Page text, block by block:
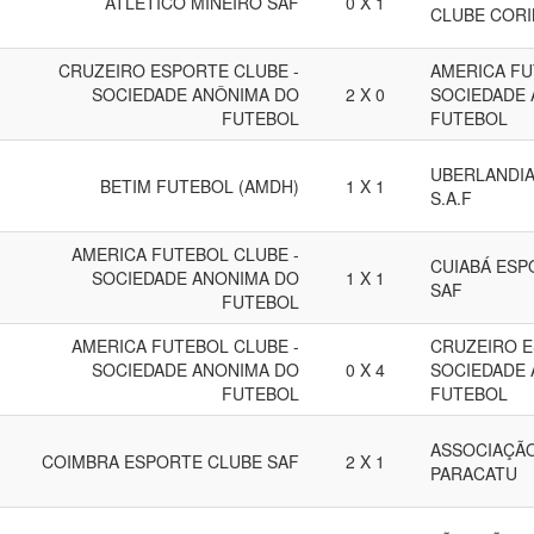
CLUBE
CRUZEIRO ESPORTE CLUBE -
SOCIEDADE ANÔNIMA DO
FUTEBOL
2 X 0
AMERICA
SOCIEDADE
FUTEBOL
BETIM FUTEBOL (AMDH) 1 X 1
S.A.F
AMERICA FUTEBOL CLUBE -
SOCIEDADE ANONIMA DO
FUTEBOL
1 X 1
CUIABÁ
SAF
AMERICA FUTEBOL CLUBE -
SOCIEDADE ANONIMA DO
FUTEBOL
0 X 4
CRUZEIRO
SOCIEDADE
FUTEBOL
COIMBRA ESPORTE CLUBE SAF 2 X 1
PARACATU